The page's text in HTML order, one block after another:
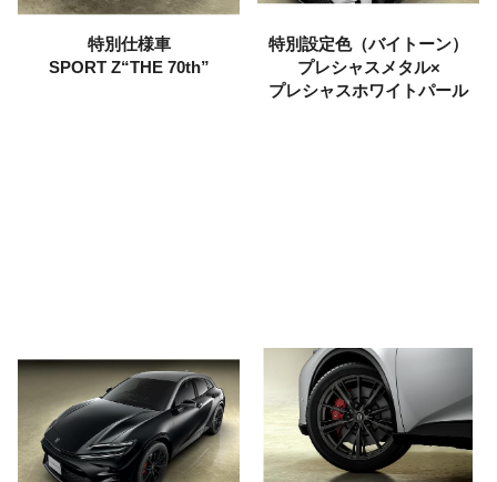
特別仕様車
SPORT Z“THE 70th”
特別設定色（バイトーン）
プレシャスメタル×
プレシャスホワイトパール